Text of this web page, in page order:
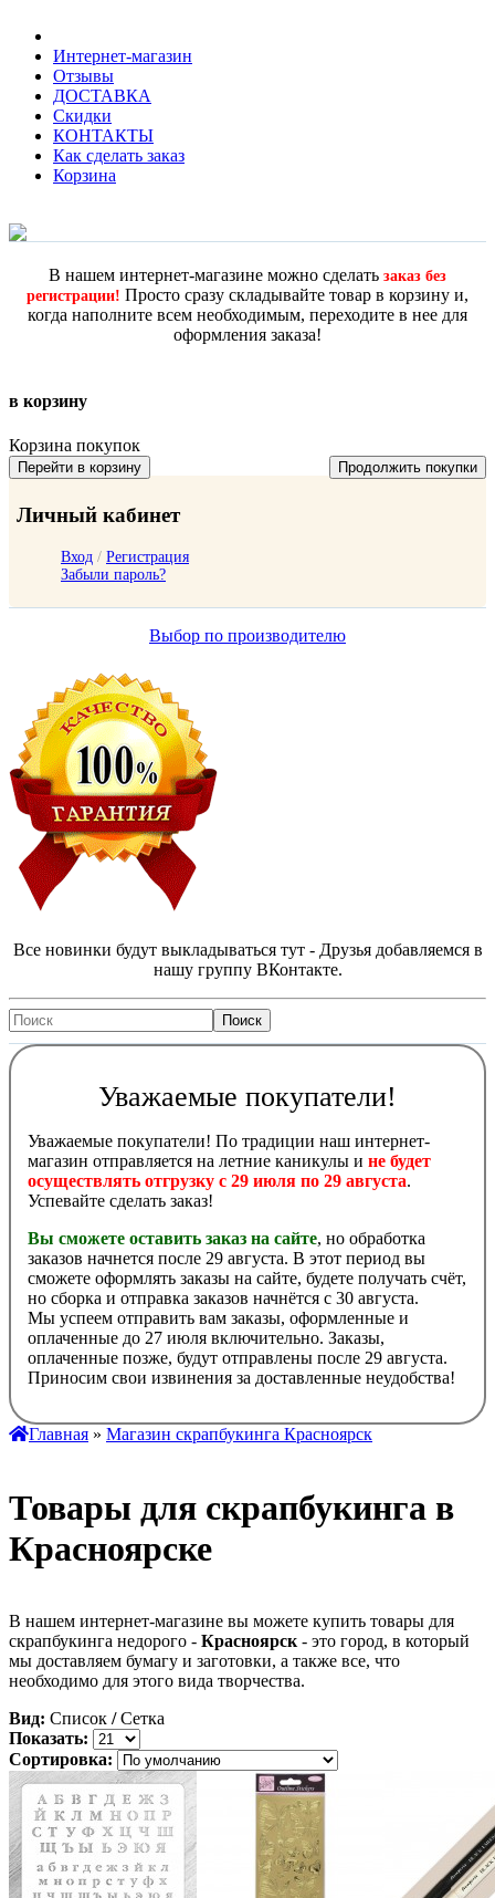
Интернет-магазин
Отзывы
ДОСТАВКА
Скидки
КОНТАКТЫ
Как сделать заказ
Корзина
В нашем интернет-магазине можно сделать заказ без
регистрации! Просто сразу складывайте товар в корзину и,
когда наполните всем необходимым, переходите в нее для
оформления заказа!
в корзину
Корзина покупок
Перейти в корзину Продолжить покупки
Личный кабинет
Вход / Регистрация
Забыли пароль?
Выбор по производителю
Все новинки будут выкладываться тут - Друзья добавляемся в
нашу группу ВКонтакте.
Уважаемые покупатели!
Уважаемые покупатели! По традиции наш интернет-
магазин отправляется на летние каникулы и не будет
осуществлять отгрузку с 29 июля по 29 августа.
Успевайте сделать заказ!
Вы сможете оставить заказ на сайте, но обработка
заказов начнется после 29 августа. В этот период вы
сможете оформлять заказы на сайте, будете получать счёт,
но сборка и отправка заказов начнётся с 30 августа.
Мы успеем отправить вам заказы, оформленные и
оплаченные до 27 июля включительно. Заказы,
оплаченные позже, будут отправлены после 29 августа.
Приносим свои извинения за доставленные неудобства!
Главная » Магазин скрапбукинга Красноярск
Товары для скрапбукинга в
Красноярске
В нашем интернет-магазине вы можете купить товары для
скрапбукинга недорого - Красноярск - это город, в который
мы доставляем бумагу и заготовки, а также все, что
необходимо для этого вида творчества.
Вид: Список / Сетка
Показать:
Сортировка: